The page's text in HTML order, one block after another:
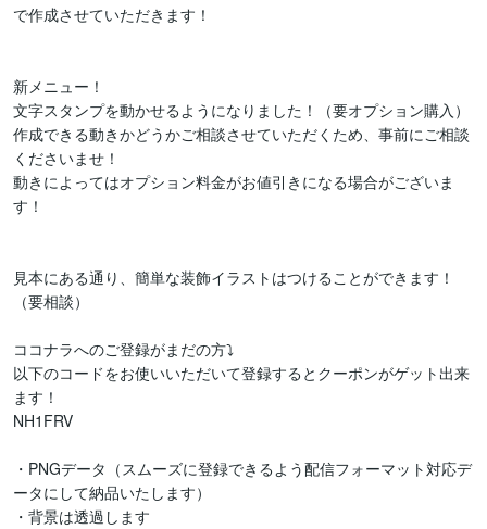
で作成させていただきます！
新メニュー！
文字スタンプを動かせるようになりました！（要オプション購入）
作成できる動きかどうかご相談させていただくため、事前にご相談
くださいませ！
動きによってはオプション料金がお値引きになる場合がございま
す！
見本にある通り、簡単な装飾イラストはつけることができます！
（要相談）
ココナラへのご登録がまだの方⤵
以下のコードをお使いいただいて登録するとクーポンがゲット出来
ます！
NH1FRV
・PNGデータ（スムーズに登録できるよう配信フォーマット対応デ
ータにして納品いたします）
・背景は透過します